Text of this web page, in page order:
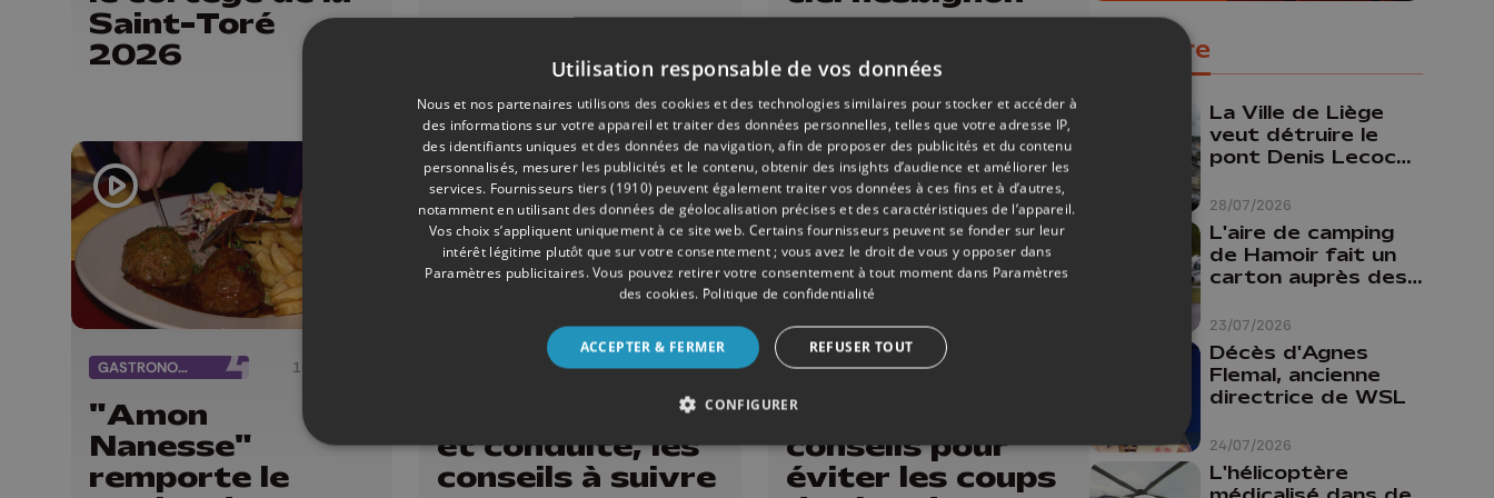
Saint-Toré
2026
GASTRONOMIE 15/12/2025
"Amon
Nanesse"
remporte le
20/06/2025
Invité : chaleur
et conduite, les
conseils à suivre
INFOS
C'est l'été:
conseils pour
éviter les coups
Populaire
28/07/2026
La Ville de Liège
veut détruire le
pont Denis Lecocq
budget pour le
faire
23/07/2026
L'aire de camping
de Hamoir fait un
carton auprès des
24/07/2026
Décès d'Agnes
Flemal, ancienne
directrice de WSL
L'hélicoptère
Utilisation responsable de vos données
Nous et nos partenaires utilisons des cookies et des technologies similaires pour stocker et accéder à
des informations sur votre appareil et traiter des données personnelles, telles que votre adresse IP,
des identifiants uniques et des données de navigation, afin de proposer des publicités et du contenu
personnalisés, mesurer les publicités et le contenu, obtenir des insights d’audience et améliorer les
services. Fournisseurs tiers (1910) peuvent également traiter vos données à ces fins et à d’autres,
notamment en utilisant des données de géolocalisation précises et des caractéristiques de l’appareil.
Vos choix s’appliquent uniquement à ce site web. Certains fournisseurs peuvent se fonder sur leur
intérêt légitime plutôt que sur votre consentement ; vous avez le droit de vous y opposer dans
Paramètres publicitaires. Vous pouvez retirer votre consentement à tout moment dans Paramètres
des cookies. Politique de confidentialité
ACCEPTER & FERMER REFUSER TOUT
CONFIGURER